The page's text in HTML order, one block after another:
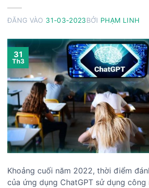
ĐĂNG VÀO 31-03-2023BỞI PHẠM LINH
31
Th3
Khoảng cuối năm 2022, thời điểm
của ứng dụng ChatGPT sử dụng